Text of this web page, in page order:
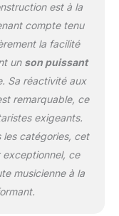
est à la
compte tenu
la facilité
un son puissant
Sa réactivité aux
remarquable, ce
exigeants.
catégories, cet
exceptionnel, ce
musicienne à la